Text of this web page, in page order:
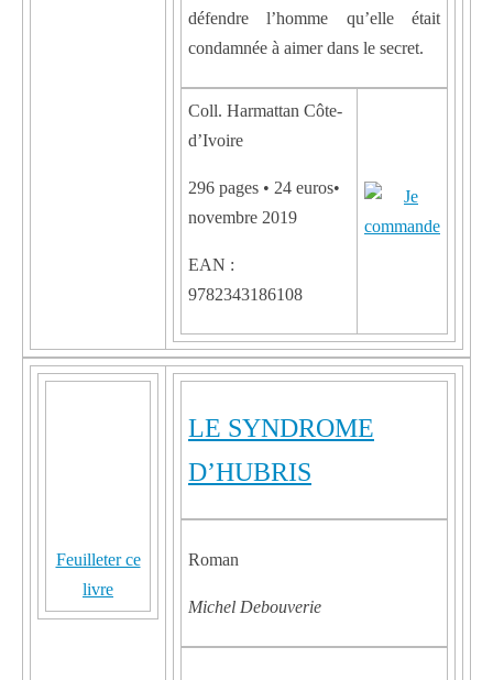
défendre l’homme qu’elle était
condamnée à aimer dans le secret.
Coll. Harmattan Côte-
d’Ivoire
296 pages • 24 euros•
novembre 2019
EAN :
9782343186108
Feuilleter ce
livre
LE SYNDROME
D’HUBRIS
Roman
Michel Debouverie